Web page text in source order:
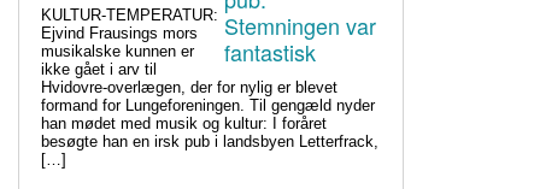
KULTUR-TEMPERATUR:
Ejvind Frausings mors
musikalske kunnen er
ikke gået i arv til
Hvidovre-overlægen, der for nylig er blevet
formand for Lungeforeningen. Til gengæld nyder
han mødet med musik og kultur: I foråret
besøgte han en irsk pub i landsbyen Letterfrack,
[…]